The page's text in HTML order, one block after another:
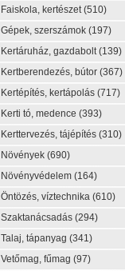
Faiskola, kertészet(510)
Gépek, szerszámok (197)
Kertáruház, gazdabolt(139)
Kertberendezés, bútor (367)
Kertépítés, kertápolás (717)
Kerti tó, medence (393)
Kerttervezés, tájépítés (310)
Növények (690)
Növényvédelem (164)
Öntözés, víztechnika (610)
Szaktanácsadás (294)
Talaj, tápanyag (341)
Vetőmag, fűmag (97)